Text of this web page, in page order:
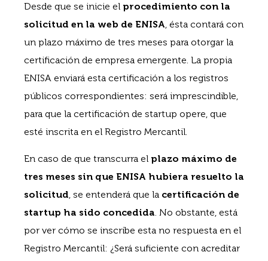
Desde que se inicie el procedimiento con la
solicitud en la web de ENISA, ésta contará con
un plazo máximo de tres meses para otorgar la
certificación de empresa emergente. La propia
ENISA enviará esta certificación a los registros
públicos correspondientes: será imprescindible,
para que la certificación de startup opere, que
esté inscrita en el Registro Mercantil.
En caso de que transcurra el plazo máximo de
tres meses sin que ENISA hubiera resuelto la
solicitud , se entenderá que la certificación de
startup ha sido concedida . No obstante, está
por ver cómo se inscribe esta no respuesta en el
Registro Mercantil: ¿Será suficiente con acreditar